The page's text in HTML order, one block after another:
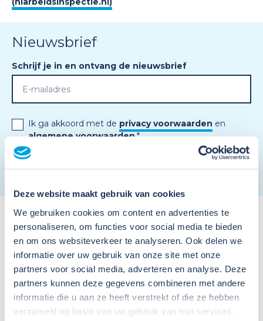
Deze website maakt gebruik van cookies
We gebruiken cookies om content en advertenties te
personaliseren, om functies voor social media te bieden
en om ons websiteverkeer te analyseren. Ook delen we
informatie over uw gebruik van onze site met onze
partners voor social media, adverteren en analyse. Deze
partners kunnen deze gegevens combineren met andere
informatie die u aan ze heeft verstrekt of die ze hebben
verzameld op basis van uw gebruik van hun services.
Nieuwsbrief
Schrijf je in en ontvang de nieuwsbrief
Ik ga akkoord met de privacy voorwaarden en
algemene voorwaarden.*
Meer nieuws